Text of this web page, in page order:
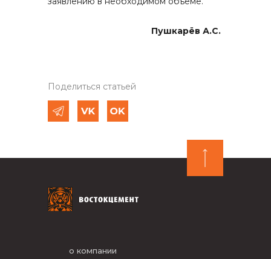
Пушкарёв А.С.
Поделиться статьей
о компании